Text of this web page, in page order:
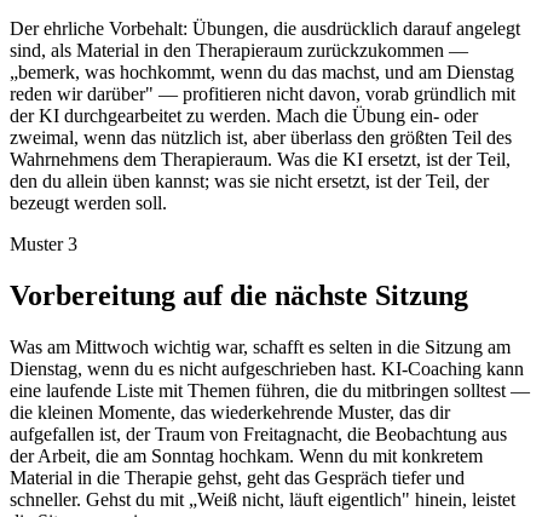
Der ehrliche Vorbehalt: Übungen, die ausdrücklich darauf angelegt
sind, als Material in den Therapieraum zurückzukommen —
„bemerk, was hochkommt, wenn du das machst, und am Dienstag
reden wir darüber" — profitieren nicht davon, vorab gründlich mit
der KI durchgearbeitet zu werden. Mach die Übung ein- oder
zweimal, wenn das nützlich ist, aber überlass den größten Teil des
Wahrnehmens dem Therapieraum. Was die KI ersetzt, ist der Teil,
den du allein üben kannst; was sie nicht ersetzt, ist der Teil, der
bezeugt werden soll.
Muster 3
Vorbereitung auf die nächste Sitzung
Was am Mittwoch wichtig war, schafft es selten in die Sitzung am
Dienstag, wenn du es nicht aufgeschrieben hast. KI-Coaching kann
eine laufende Liste mit Themen führen, die du mitbringen solltest —
die kleinen Momente, das wiederkehrende Muster, das dir
aufgefallen ist, der Traum von Freitagnacht, die Beobachtung aus
der Arbeit, die am Sonntag hochkam. Wenn du mit konkretem
Material in die Therapie gehst, geht das Gespräch tiefer und
schneller. Gehst du mit „Weiß nicht, läuft eigentlich" hinein, leistet